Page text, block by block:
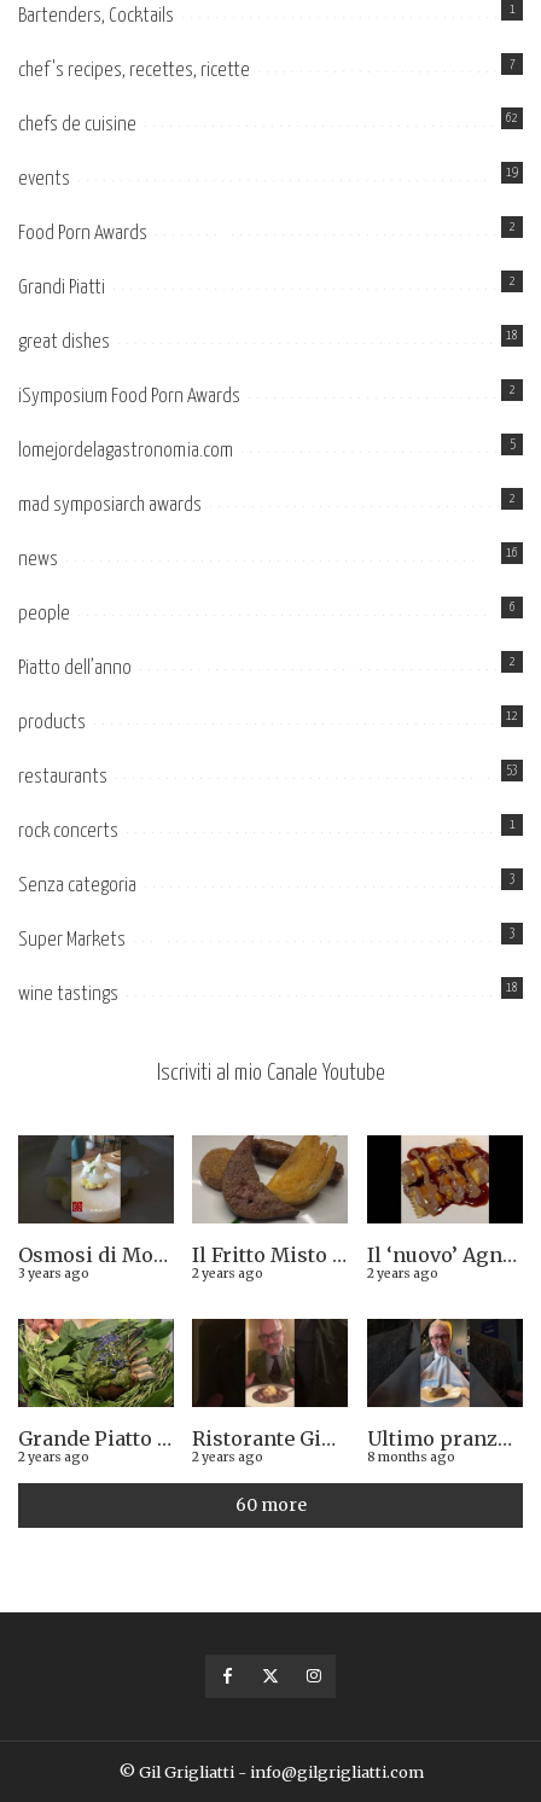
Bartenders, Cocktails 1
chef's recipes, recettes, ricette 7
chefs de cuisine 62
events 19
Food Porn Awards 2
Grandi Piatti 2
great dishes 18
iSymposium Food Porn Awards 2
lomejordelagastronomia.com 5
mad symposiarch awards 2
news 16
people 6
Piatto dell’anno 2
products 12
restaurants 53
rock concerts 1
Senza categoria 3
Super Markets 3
wine tastings 18
Iscriviti al mio Canale Youtube
Osmosi di Montepulciano nuova stella Michelin. Avevamo visto lungo il 14.08.2023
3 years ago
Il Fritto Misto del Centro di Priocca
2 years ago
Il ‘nuovo’ Agnolotto di Torino del Mago Rabin
2 years ago
Grande Piatto al rist. Quintilio di Altare SV: Carrè di agnello in crosta di erbe aromatiche liguri
2 years ago
Ristorante Giglio di Lucca. Stella Michelin sì o no?
2 years ago
Ultimo pranzo torinese al ristorante Casa Vicina. 13/12/2025
8 months ago
60 more
© Gil Grigliatti - info@gilgrigliatti.com